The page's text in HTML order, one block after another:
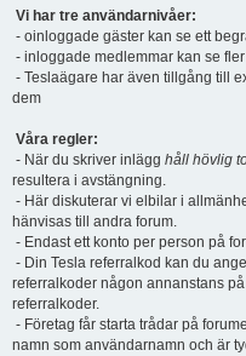
Vi har tre användarnivåer:
- oinloggade gäster kan se ett
- inloggade medlemmar kan se
- Teslaägare har även tillgång till
dem
Våra regler:
- När du skriver inlägg håll hövlig
resultera i avstängning.
- Här diskuterar vi elbilar i
hänvisas till andra forum.
- Endast ett konto per person på
- Din Tesla referralkod kan du
referralkoder någon annanstans
referralkoder.
- Företag får starta trådar på
namn som användarnamn och är